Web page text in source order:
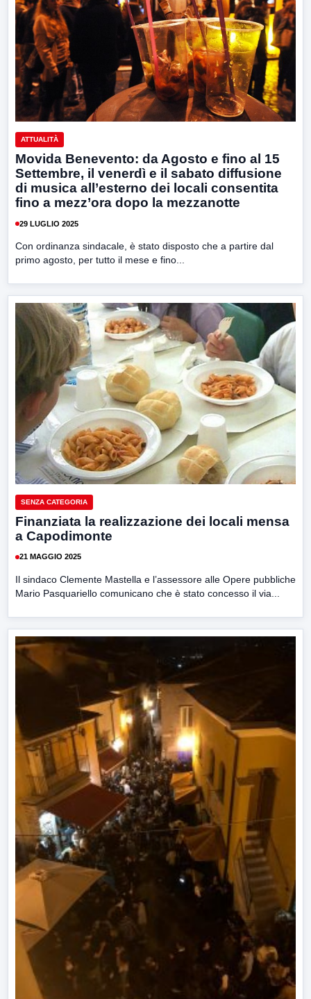
ATTUALITÀ
Movida Benevento: da Agosto e fino al 15
Settembre, il venerdì e il sabato diffusione
di musica all’esterno dei locali consentita
fino a mezz’ora dopo la mezzanotte
29 LUGLIO 2025
Con ordinanza sindacale, è stato disposto che a partire dal
primo agosto, per tutto il mese e fino...
SENZA CATEGORIA
Finanziata la realizzazione dei locali mensa
a Capodimonte
21 MAGGIO 2025
Il sindaco Clemente Mastella e l’assessore alle Opere pubbliche
Mario Pasquariello comunicano che è stato concesso il via...